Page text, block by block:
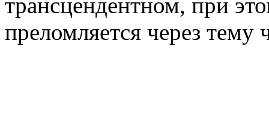
преломляется через тему